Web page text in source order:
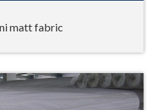
matt fabric